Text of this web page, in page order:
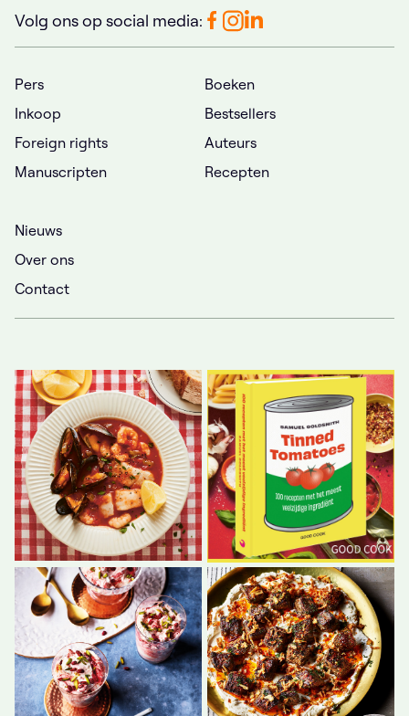
Volg ons op social media:
Pers
Inkoop
Foreign rights
Manuscripten
Boeken
Bestsellers
Auteurs
Recepten
Nieuws
Over ons
Contact